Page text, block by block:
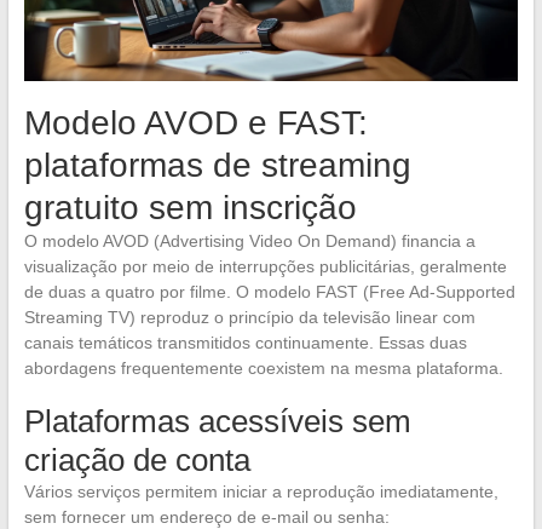
Modelo AVOD e FAST:
plataformas de streaming
gratuito sem inscrição
O modelo AVOD (Advertising Video On Demand) financia a
visualização por meio de interrupções publicitárias, geralmente
de duas a quatro por filme. O modelo FAST (Free Ad-Supported
Streaming TV) reproduz o princípio da televisão linear com
canais temáticos transmitidos continuamente. Essas duas
abordagens frequentemente coexistem na mesma plataforma.
Plataformas acessíveis sem
criação de conta
Vários serviços permitem iniciar a reprodução imediatamente,
sem fornecer um endereço de e-mail ou senha: